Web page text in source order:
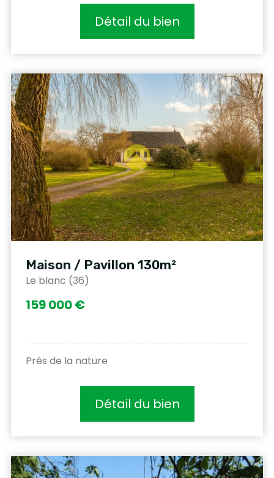
Détail du bien
Maison / Pavillon 130m²
Le blanc (36)
159 000 €
Prés de la nature
Détail du bien